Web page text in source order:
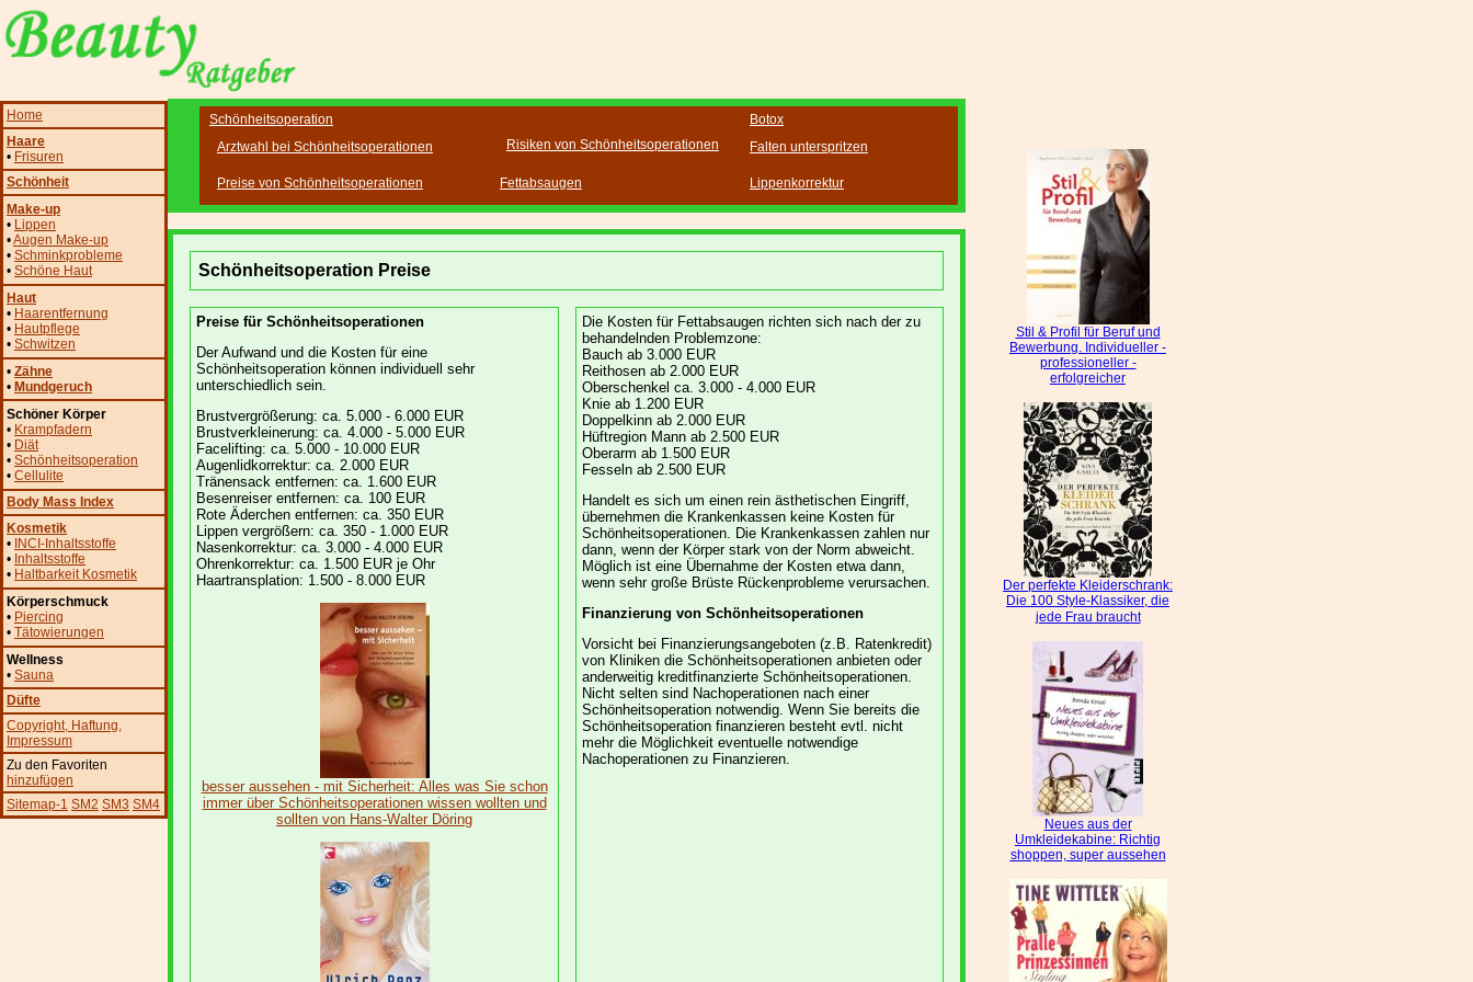
Schönheitsoperation
Botox
Arztwahl bei Schönheitsoperationen
Risiken von Schönheitsoperationen Falten unterspritzen
Preise von Schönheitsoperationen Fettabsaugen Lippenkorrektur
Schönheitsoperation Preise
Preise für Schönheitsoperationen
Der Aufwand und die Kosten für eine
Schönheitsoperation können individuell sehr
unterschiedlich sein.
Brustvergrößerung: ca. 5.000 - 6.000 EUR
Brustverkleinerung: ca. 4.000 - 5.000 EUR
Facelifting: ca. 5.000 - 10.000 EUR
Augenlidkorrektur: ca. 2.000 EUR
Tränensack entfernen: ca. 1.600 EUR
Besenreiser entfernen: ca. 100 EUR
Rote Äderchen entfernen: ca. 350 EUR
Lippen vergrößern: ca. 350 - 1.000 EUR
Nasenkorrektur: ca. 3.000 - 4.000 EUR
Ohrenkorrektur: ca. 1.500 EUR je Ohr
Haartransplation: 1.500 - 8.000 EUR
besser aussehen - mit Sicherheit: Alles was Sie schon
immer über Schönheitsoperationen wissen wollten und
sollten von Hans-Walter Döring
Die Kosten für Fettabsaugen richten sich nach der zu
behandelnden Problemzone:
Bauch ab 3.000 EUR
Reithosen ab 2.000 EUR
Oberschenkel ca. 3.000 - 4.000 EUR
Knie ab 1.200 EUR
Doppelkinn ab 2.000 EUR
Hüftregion Mann ab 2.500 EUR
Oberarm ab 1.500 EUR
Fesseln ab 2.500 EUR
Handelt es sich um einen rein ästhetischen Eingriff,
übernehmen die Krankenkassen keine Kosten für
Schönheitsoperationen. Die Krankenkassen zahlen nur
dann, wenn der Körper stark von der Norm abweicht.
Möglich ist eine Übernahme der Kosten etwa dann,
wenn sehr große Brüste Rückenprobleme verursachen.
Finanzierung von Schönheitsoperationen
Vorsicht bei Finanzierungsangeboten (z.B. Ratenkredit)
von Kliniken die Schönheitsoperationen anbieten oder
anderweitig kreditfinanzierte Schönheitsoperationen.
Nicht selten sind Nachoperationen nach einer
Schönheitsoperation notwendig. Wenn Sie bereits die
Schönheitsoperation finanzieren besteht evtl. nicht
mehr die Möglichkeit eventuelle notwendige
Nachoperationen zu Finanzieren.
Home
Haare
• Frisuren
Schönheit
Make-up
• Lippen
•Augen Make-up
• Schminkprobleme
• Schöne Haut
Haut
• Haarentfernung
• Hautpflege
• Schwitzen
• Zähne
• Mundgeruch
Schöner Körper
• Krampfadern
• Diät
• Schönheitsoperation
• Cellulite
Body Mass Index
Kosmetik
• INCI-Inhaltsstoffe
• Inhaltsstoffe
• Haltbarkeit Kosmetik
Körperschmuck
• Piercing
• Tätowierungen
Wellness
• Sauna
Düfte
Copyright, Haftung,
Impressum
Zu den Favoriten
hinzufügen
Sitemap-1 SM2 SM3 SM4